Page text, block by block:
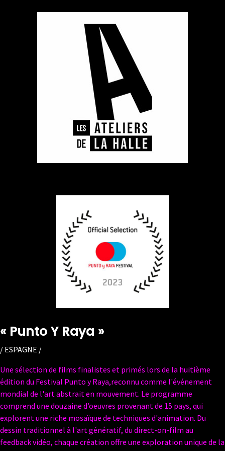
« Punto Y Raya »
/ ESPAGNE /
Une sélection de films finalistes et primés lors de la huitième
édition du Festival Punto y Raya,reconnu comme l'événement
mondial de l'art abstrait en mouvement. Le programme
comprend une douzaine d’oeuvres provenant de 15 pays, qui
explorent une riche mosaïque de techniques d'animation. Du
dessin traditionnel à l'art génératif, du direct-on-film au
feedback vidéo, chaque création offre une exploration unique de la